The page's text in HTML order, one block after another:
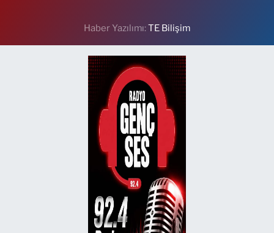
Haber Yazılımı:TE Bilişim